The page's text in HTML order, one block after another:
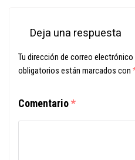
Deja una respuesta
Tu dirección de correo electrónico
obligatorios están marcados con
Comentario*